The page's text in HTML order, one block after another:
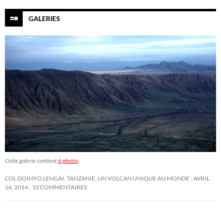
GALERIES
Cette galerie contient6 photos
L’OL DOINYO LENGAI, TANZANIE, UN VOLCAN UNIQUE AU MONDE AVRIL
16, 2014 10 COMMENTAIRES